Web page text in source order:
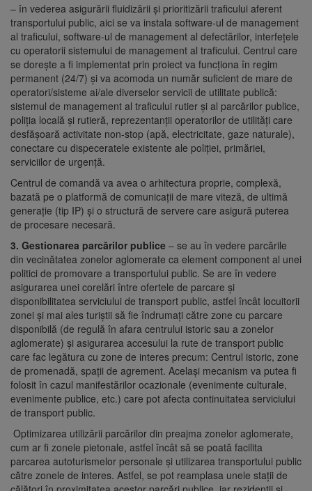
– în vederea asigurării fluidizării și prioritizării traficului aferent
transportului public, aici se va instala software-ul de management
al traficului, software-ul de management al defectărilor, interfețele
cu operatorii sistemului de management al traficului. Centrul care
se dorește a fi implementat prin proiect va funcționa în regim
permanent (24/7) și va acomoda un număr suficient de mare de
operatori/sisteme ai/ale diverselor servicii de utilitate publică:
sistemul de management al traficului rutier și al parcărilor publice,
poliția locală și rutieră, reprezentanții operatorilor de utilități care
desfășoară activitate non-stop (apă, electricitate, gaze naturale),
conectare cu dispeceratele existente ale poliției, primăriei,
serviciilor de urgență.
Centrul de comandă va avea o arhitectura proprie, complexă,
bazată pe o platformă de comunicații de mare viteză, de ultimă
generație (tip IP) și o structură de servere care asigură puterea
de procesare necesară.
3. Gestionarea parcărilor publice – se au în vedere parcările
din vecinătatea zonelor aglomerate ca element component al unei
politici de promovare a transportului public. Se are în vedere
asigurarea unei corelări între ofertele de parcare și
disponibilitatea serviciului de transport public, astfel încât locuitorii
zonei și mai ales turiștii să fie îndrumați către zone cu parcare
disponibilă (de regulă în afara centrului istoric sau a zonelor
aglomerate) și asigurarea accesului la rute de transport public
care fac legătura cu zone de interes precum: Centrul istoric, zone
de promenadă, spații de agrement. Același mecanism va putea fi
folosit în cazul manifestărilor ocazionale (evenimente culturale,
evenimente publice, etc.) care pot afecta continuitatea serviciului
de transport public.
­ Optimizarea utilizării parcărilor din preajma zonelor aglomerate,
cum ar fi zonele pietonale, astfel încât să se poată facilita
parcarea autoturismelor personale și utilizarea transportului public
către zonele de interes. Astfel, se pot reamplasa unele stații de